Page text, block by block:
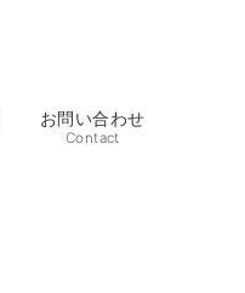
お問い合わせ
Contact